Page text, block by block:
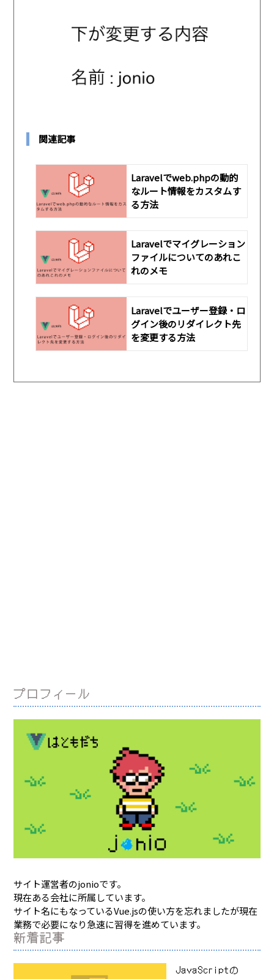
関連記事
Laravelでweb.phpの動的
なルート情報をカスタムす
る方法
Laravelでマイグレーション
ファイルについてのあれこ
れのメモ
Laravelでユーザー登録・ロ
グイン後のリダイレクト先
を変更する方法
プロフィール
サイト運営者のjonioです。
現在ある会社に所属しています。
サイト名にもなっているVue.jsの使い方を忘れましたが現在
業務で必要になり急速に習得を進めています。
新着記事
JavaScriptの